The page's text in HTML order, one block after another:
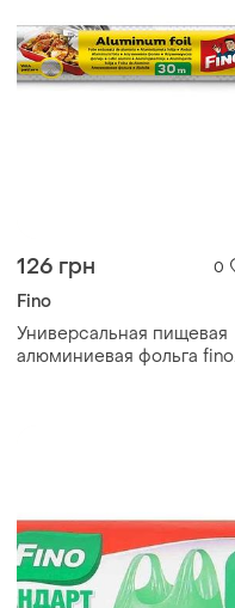
126 грн 0
Fino
Универсальная пищевая
алюминиевая фольга fino